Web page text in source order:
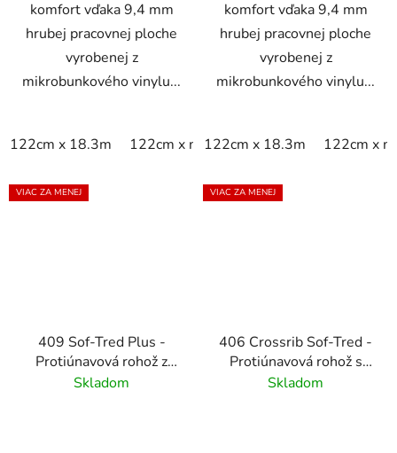
komfort vďaka 9,4 mm
hrubej pracovnej ploche
vyrobenej z
mikrobunkového vinylu...
122cm x 18.3m 122cm x m 60cm x 18.3m 60cm x
komfort vďaka 9,4 mm
hrubej pracovnej ploche
vyrobenej z
mikrobunkového vinylu...
122cm x 18.3m 122cm x m
VIAC ZA MENEJ
409 Sof-Tred Plus -
Protiúnavová rohož z
mikrobunkového vinylu
Skladom
VIAC ZA MENEJ
406 Crossrib Sof-Tred -
Protiúnavová rohož s
vrstvou Dyna-Shield a
Skladom